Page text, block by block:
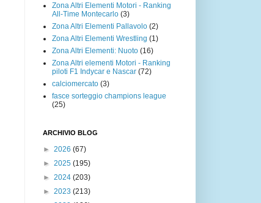
Zona Altri Elementi Motori - Ranking
All-Time Montecarlo (3)
Zona Altri Elementi Pallavolo (2)
Zona Altri Elementi Wrestling (1)
Zona Altri Elementi: Nuoto (16)
Zona Altri elementi Motori - Ranking
piloti F1 Indycar e Nascar (72)
calciomercato (3)
fasce sorteggio champions league
(25)
ARCHIVIO BLOG
► 2026 (67)
► 2025 (195)
► 2024 (203)
► 2023 (213)